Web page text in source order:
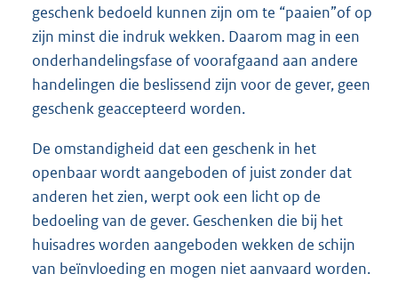
geschenk bedoeld kunnen zijn om te “paaien”of op
zijn minst die indruk wekken. Daarom mag in een
onderhandelingsfase of voorafgaand aan andere
handelingen die beslissend zijn voor de gever, geen
geschenk geaccepteerd worden.
De omstandigheid dat een geschenk in het
openbaar wordt aangeboden of juist zonder dat
anderen het zien, werpt ook een licht op de
bedoeling van de gever. Geschenken die bij het
huisadres worden aangeboden wekken de schijn
van beïnvloeding en mogen niet aanvaard worden.